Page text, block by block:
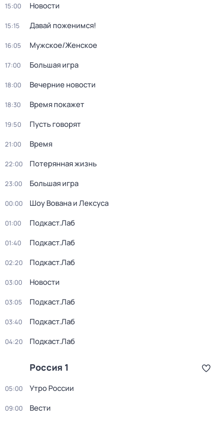
15:00 Новости
15:15 Давай поженимся!
16:05 Мужское/Женское
17:00 Большая игра
18:00 Вечерние новости
18:30 Время покажет
19:50 Пусть говорят
21:00 Время
22:00 Потерянная жизнь
23:00 Большая игра
00:00 Шоу Вована и Лексуса
01:00 Подкаст.Лаб
01:40 Подкаст.Лаб
02:20 Подкаст.Лаб
03:00 Новости
03:05 Подкаст.Лаб
03:40 Подкаст.Лаб
04:20 Подкаст.Лаб
Россия 1
05:00 Утро России
09:00 Вести